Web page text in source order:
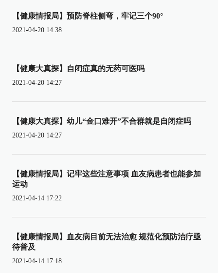
【健康情报局】预防脊柱侧弯，牢记三个90°
2021-04-20 14:38
【健康大真探】自闭症真的无药可医吗
2021-04-20 14:27
【健康大真探】幼儿“金口难开”不合群就是自闭症吗
2021-04-20 14:27
【健康情报局】记牢这些注意事项 血友病患者也能参加
运动
2021-04-14 17:22
【健康情报局】血友病目前无法治愈 规范化预防治疗亟
待普及
2021-04-14 17:18